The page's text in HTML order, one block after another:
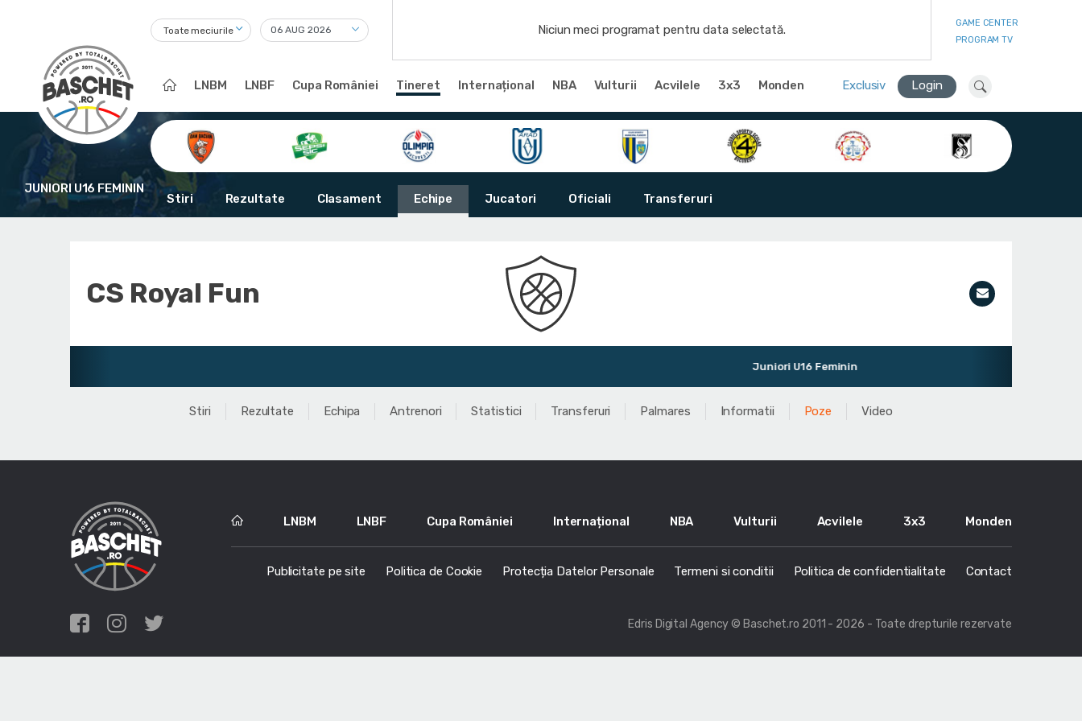
Toate meciurile Niciun meci programat pentru data selectată.
GAME CENTER
PROGRAM TV
LNBM LNBF Cupa României Tineret Internațional NBA Vulturii Acvilele 3x3 Monden Exclusiv Login
JUNIORI U16 FEMININ
Stiri Rezultate Clasament Echipe Jucatori Oficiali Transferuri
CS Royal Fun
Juniori U16 Feminin
Stiri Rezultate Echipa Antrenori Statistici Transferuri Palmares Informatii Poze Video
LNBM LNBF Cupa României Internațional NBA Vulturii Acvilele 3x3 Monden
Publicitate pe site Politica de Cookie Protecția Datelor Personale Termeni si conditii Politica de confidentialitate Contact
Edris Digital Agency© Baschet.ro 2011 - 2026 - Toate drepturile rezervate